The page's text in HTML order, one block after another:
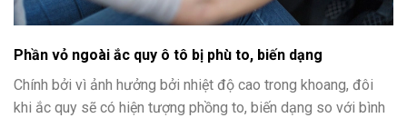
Phần vỏ ngoài ắc quy ô tô bị phù to, biến dạng
Chính bởi vì ảnh hưởng bởi nhiệt độ cao trong khoang, đôi
khi ắc quy sẽ có hiện tượng phồng to, biến dạng so với bình